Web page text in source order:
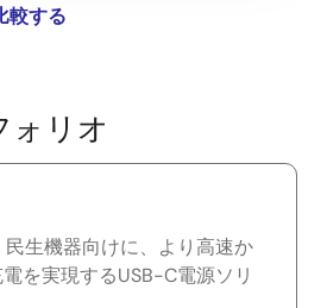
較する
ォリオ
生機器向けに、より高速か
を実現するUSB-C電源ソリ